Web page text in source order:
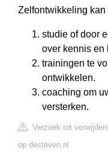
Zelfontwikkeling kan
studie of door
over kennis en
trainingen te
ontwikkelen.
coaching om
versterken.
Verzoek tot
op desteven.nl